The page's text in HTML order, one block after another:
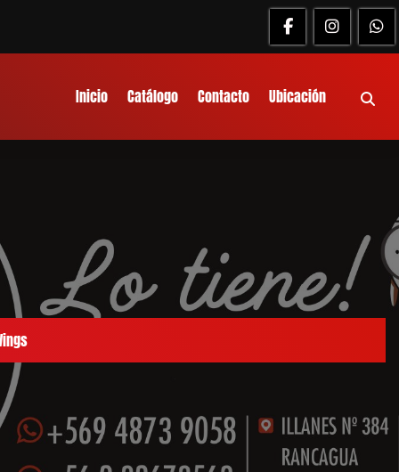
Inicio Catálogo Contacto Ubicación